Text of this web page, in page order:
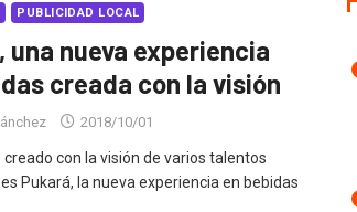
PUBLICIDAD LOCAL
una nueva experiencia
creada con la visión
2018/10/01
creado con la visión de varios talentos
es Pukará, la nueva experiencia en bebidas